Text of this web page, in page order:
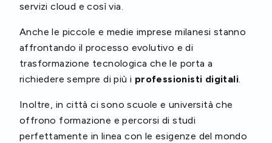
servizi cloud e così via.
Anche le piccole e medie imprese milanesi stanno
affrontando il processo evolutivo e di
trasformazione tecnologica che le porta a
richiedere sempre di più i professionisti digitali.
Inoltre, in città ci sono scuole e università che
offrono formazione e percorsi di studi
perfettamente in linea con le esigenze del mondo